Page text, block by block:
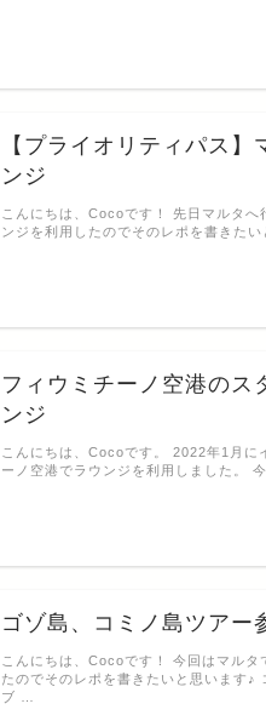
【プライオリティパス
ンジ
こんにちは、Cocoです！ 先日マルタへ
ンジを利用したのでそのレポを書きた
フィウミチーノ空港のス
ンジ
こんにちは、Cocoです。 2022年1月に
ーノ空港でラウンジを利用しました。
ゴゾ島、コミノ島ツアー
こんにちは、Cocoです！ 今回はマルタ
たのでそのレポを書きたいと思います♪
ブ …